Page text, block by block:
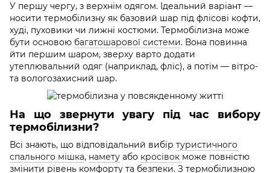
У першу чергу, з верхнім одягом. Ідеальний варіант —
носити термобілизну як базовий шар під флісові кофти,
худі, пуховики чи лижні костюми. Термобілизна може
бути основою багатошарової системи. Вона повинна
йти першим шаром, зверху варто додати
утеплювальний одяг (наприклад, фліс), а потім — вітро-
та вологозахисний шар.
На що звернути увагу під час вибору
термобілизни?
Всі знають, що відповідальний вибір туристичного
спального мішка, намету або кросівок може повністю
змінити рівень комфорту та безпеки. З термобілизною